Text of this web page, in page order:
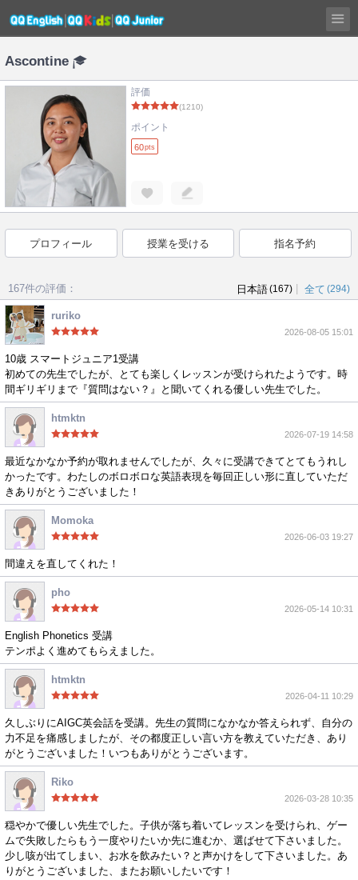
Ascontine
評価
(1210)
ポイント
60pts
プロフィール 授業を受ける 指名予約
167件の評価： 日本語(167) 全て (294)
ruriko
2026-08-05 15:01
10歳 スマートジュニア1受講
初めての先生でしたが、とても楽しくレッスンが受けられたようです。時
間ギリギリまで『質問はない？』と聞いてくれる優しい先生でした。
htmktn
2026-07-19 14:58
最近なかなか予約が取れませんでしたが、久々に受講できてとてもうれし
かったです。わたしのボロボロな英語表現を毎回正しい形に直していただ
きありがとうございました！
Momoka
2026-06-03 19:27
間違えを直してくれた！
pho
2026-05-14 10:31
English Phonetics 受講
テンポよく進めてもらえました。
htmktn
2026-04-11 10:29
久しぶりにAIGC英会話を受講。先生の質問になかなか答えられず、自分の
力不足を痛感しましたが、その都度正しい言い方を教えていただき、あり
がとうございました！いつもありがとうございます。
Riko
2026-03-28 10:35
穏やかで優しい先生でした。子供が落ち着いてレッスンを受けられ、ゲー
ムで失敗したらもう一度やりたいか先に進むか、選ばせて下さいました。
少し咳が出てしまい、お水を飲みたい？と声かけをして下さいました。あ
りがとうございました、またお願いしたいです！